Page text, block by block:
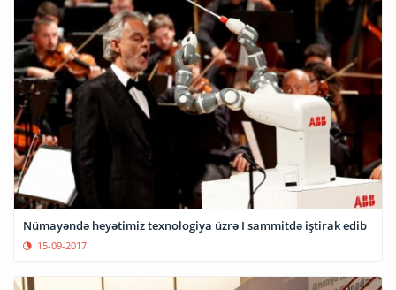
Nümayəndə heyətimiz texnologiya üzrə I sammitdə iştirak edib
15-09-2017